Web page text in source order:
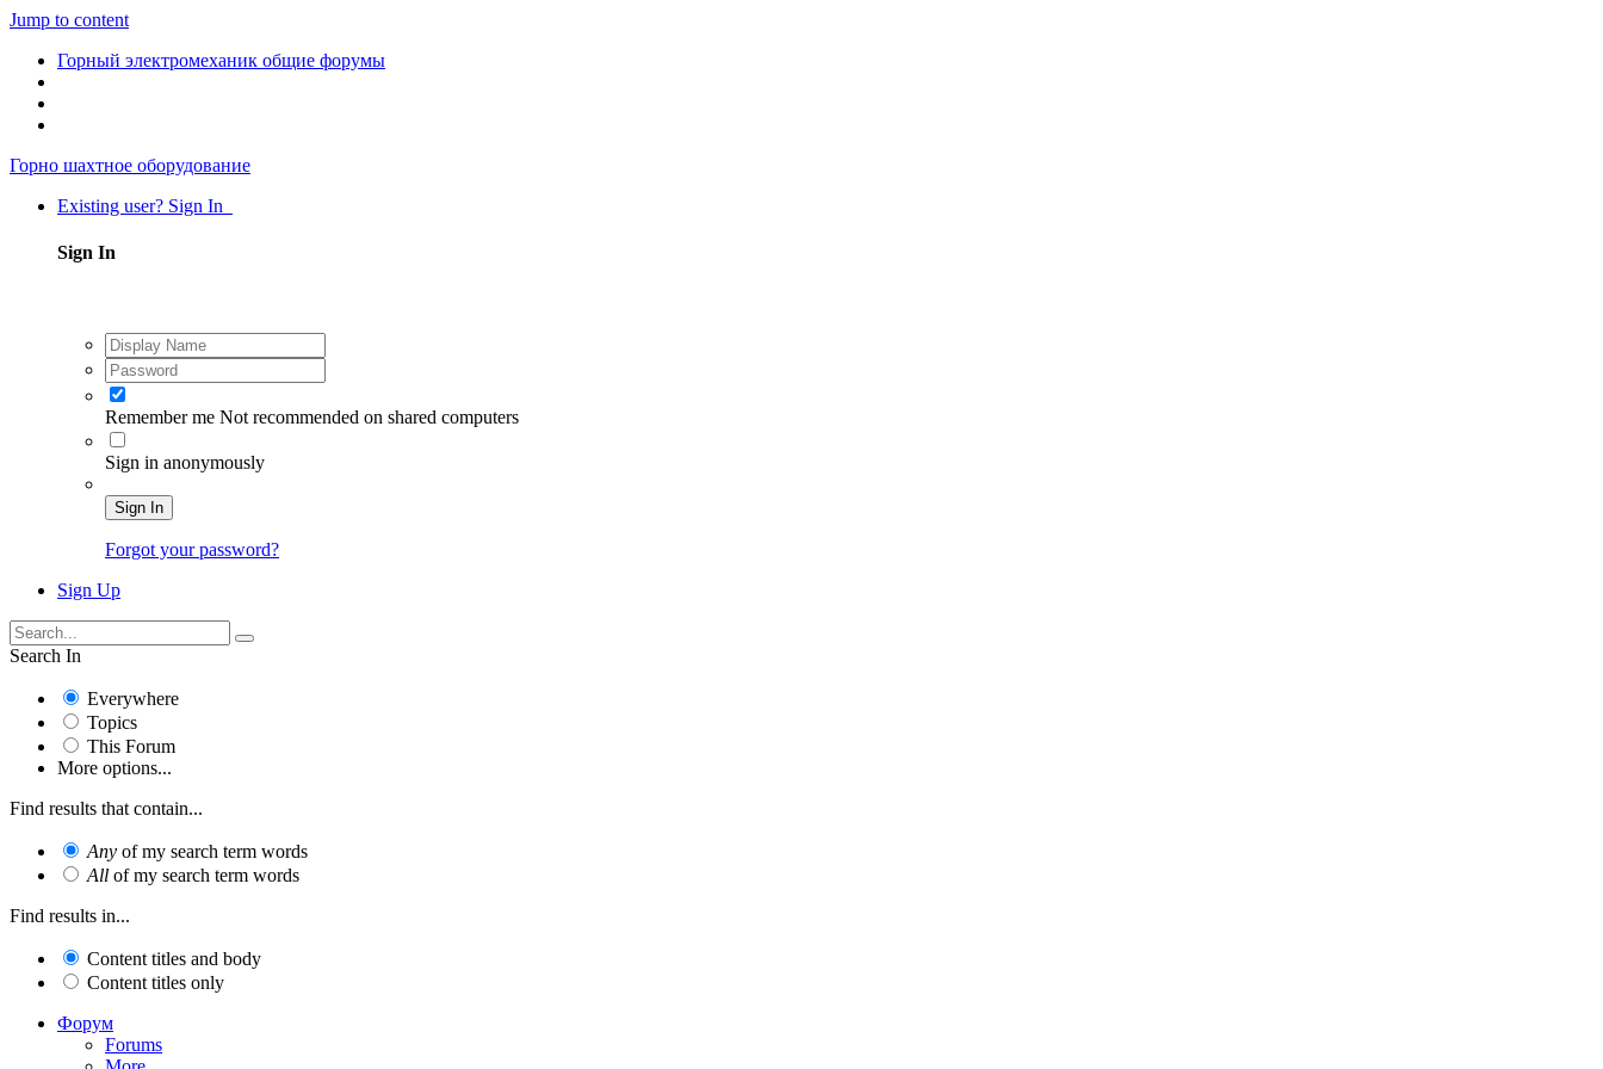
Jump to content
Горный электромеханик общие форумы
Горно шахтное оборудование
Existing user? Sign In
Sign In
Remember me Not recommended on shared computers
Sign in anonymously
Sign In
Forgot your password?
Sign Up
Search In
Everywhere
Topics
This Forum
More options...
Find results that contain...
Any of my search term words
All of my search term words
Find results in...
Content titles and body
Content titles only
Форум
Forums